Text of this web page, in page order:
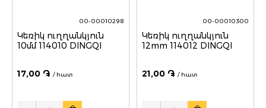
00-00010298
Կեռիկ ուղղանկյուն
10մմ 114010 DINGQI
17,00 ֏ / հատ
Quantity
00-00010300
Կեռիկ ուղղանկյուն
12mm 114012 DINGQI
21,00 ֏ / հատ
Quantity